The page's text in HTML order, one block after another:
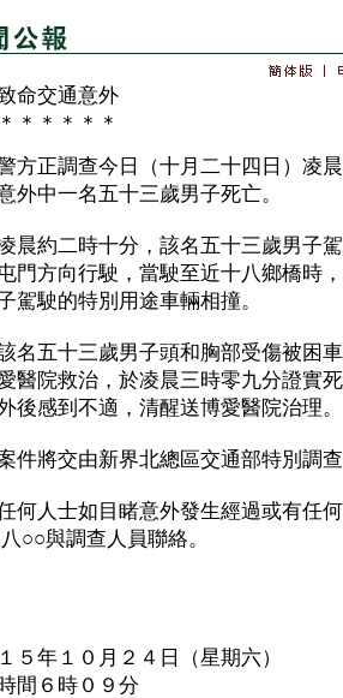
命交通意外
＊＊＊＊＊
正調查今日（十月二十四日）凌晨
外中一名五十三歲男子死亡。
約二時十分，該名五十三歲男子駕
門方向行駛，當駛至近十八鄉橋時
駕駛的特別用途車輛相撞。
五十三歲男子頭和胸部受傷被困車
醫院救治，於凌晨三時零九分證實
後感到不適，清醒送博愛醫院治理。
將交由新界北總區交通部特別調查
人士如目睹意外發生經過或有任何
○○與調查人員聯絡。
５年１０月２４日（星期六）
間６時０９分